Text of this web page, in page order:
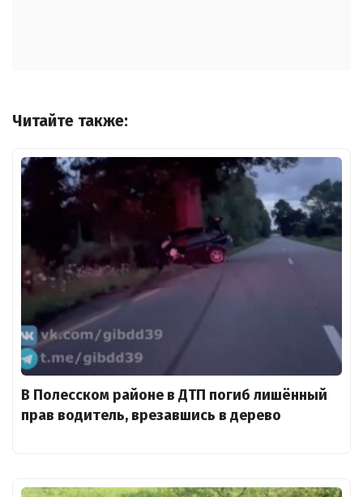
Читайте также:
В Полесском районе в ДТП погиб лишённый
прав водитель, врезавшись в дерево